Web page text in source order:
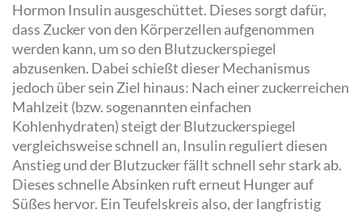
Hormon Insulin ausgeschüttet. Dieses sorgt dafür,
dass Zucker von den Körperzellen aufgenommen
werden kann, um so den Blutzuckerspiegel
abzusenken. Dabei schießt dieser Mechanismus
jedoch über sein Ziel hinaus: Nach einer zuckerreichen
Mahlzeit (bzw. sogenannten einfachen
Kohlenhydraten) steigt der Blutzuckerspiegel
vergleichsweise schnell an, Insulin reguliert diesen
Anstieg und der Blutzucker fällt schnell sehr stark ab.
Dieses schnelle Absinken ruft erneut Hunger auf
Süßes hervor. Ein Teufelskreis also, der langfristig